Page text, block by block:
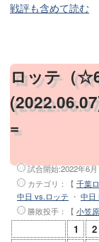
戦評も含めて読む
ロッテ（
=
試合開始:2022年6
カテゴリ：【 千葉
中日 vs.ロッテ ・ 中日
勝敗投手 ：【 小笠
1 2